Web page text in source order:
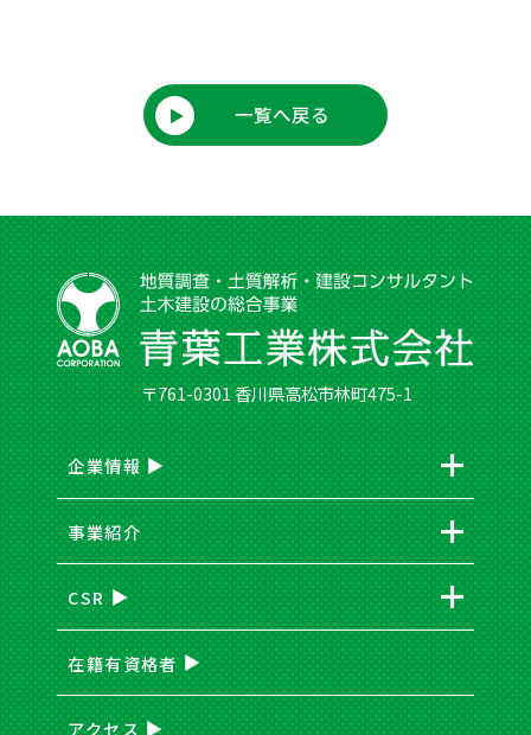
一覧へ戻る
〒761-0301 香川県高松市林町475-1
企業情報
事業紹介
CSR
在籍有資格者
アクセス